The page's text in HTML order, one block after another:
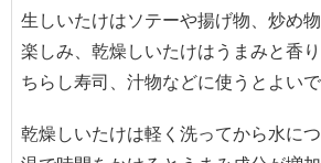
生しいたけはソテーや揚げ物、炒め
楽しみ、乾燥しいたけはうまみと香
ちらし寿司、汁物などに使うとよいで
乾燥しいたけは軽く洗ってから水に